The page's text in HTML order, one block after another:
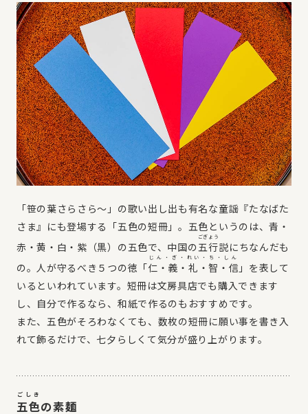
「笹の葉さらさら～」の歌い出し出も有名な童謡『たなばた
さま』にも登場する「五色の短冊」。五色というのは、青・
赤・黄・白・紫（黒）の五色で、中国の五行
ごぎょう
説にちなんだも
の。人が守るべき５つの徳「仁・義・礼・智・信
じん・ぎ・れい・ち・しん
」を表して
いるといわれています。短冊は文房具店でも購入できます
し、自分で作るなら、和紙で作るのもおすすめです。
また、五色がそろわなくても、数枚の短冊に願い事を書き入
れて飾るだけで、七夕らしくて気分が盛り上がります。
五色
ごしき
の素麺